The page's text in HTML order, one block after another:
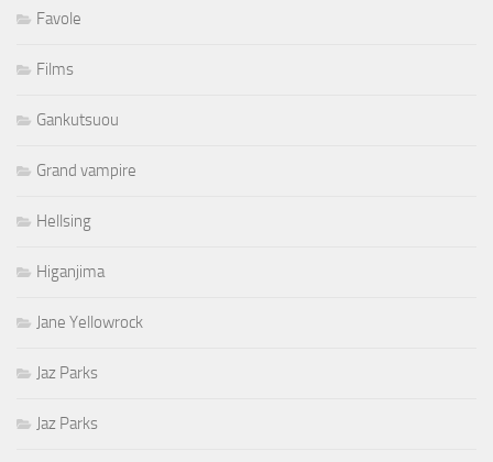
Favole
Films
Gankutsuou
Grand vampire
Hellsing
Higanjima
Jane Yellowrock
Jaz Parks
Jaz Parks